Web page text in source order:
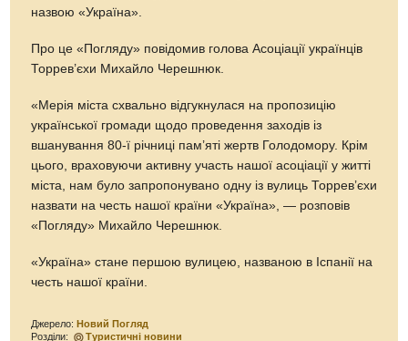
назвою «Україна».
Про це «Погляду» повідомив голова Асоціації українців
Торрев’єхи Михайло Черешнюк.
«Мерія міста схвально відгукнулася на пропозицію
української громади щодо проведення заходів із
вшанування 80-ї річниці пам’яті жертв Голодомору. Крім
цього, враховуючи активну участь нашої асоціації у житті
міста, нам було запропонувано одну із вулиць Торрев’єхи
назвати на честь нашої країни «Україна», — розповів
«Погляду» Михайло Черешнюк.
«Україна» стане першою вулицею, названою в Іспанії на
честь нашої країни.
Джерело:Новий Погляд
Розділи:
Туристичні новини